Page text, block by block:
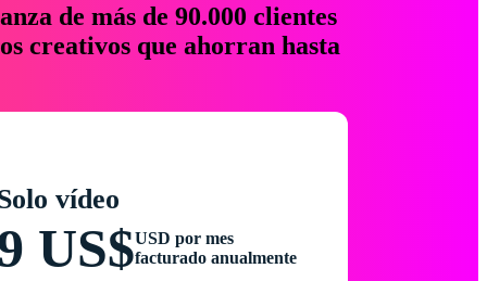
de más de 90.000 clientes
creativos que ahorran hasta
vídeo
US$USD por mes
facturado anualmente